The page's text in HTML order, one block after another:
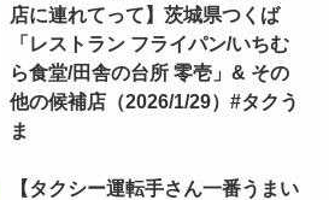
店に連れてって】茨城県つくば
「レストラン フライパン/いちむ
ら食堂/田舎の台所 零壱」& その
他の候補店（2026/1/29）#タクう
ま
【タクシー運転手さん一番うまい